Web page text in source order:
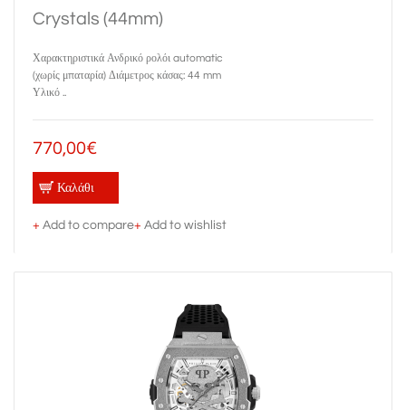
Crystals (44mm)
Χαρακτηριστικά Ανδρικό ρολόι automatic
(χωρίς μπαταρία) Διάμετρος κάσας: 44 mm
Υλικό ..
770,00€
Καλάθι
+ Add to compare+ Add to wishlist